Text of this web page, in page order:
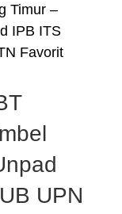
Timur –
IPB ITS
Favorit
UPN